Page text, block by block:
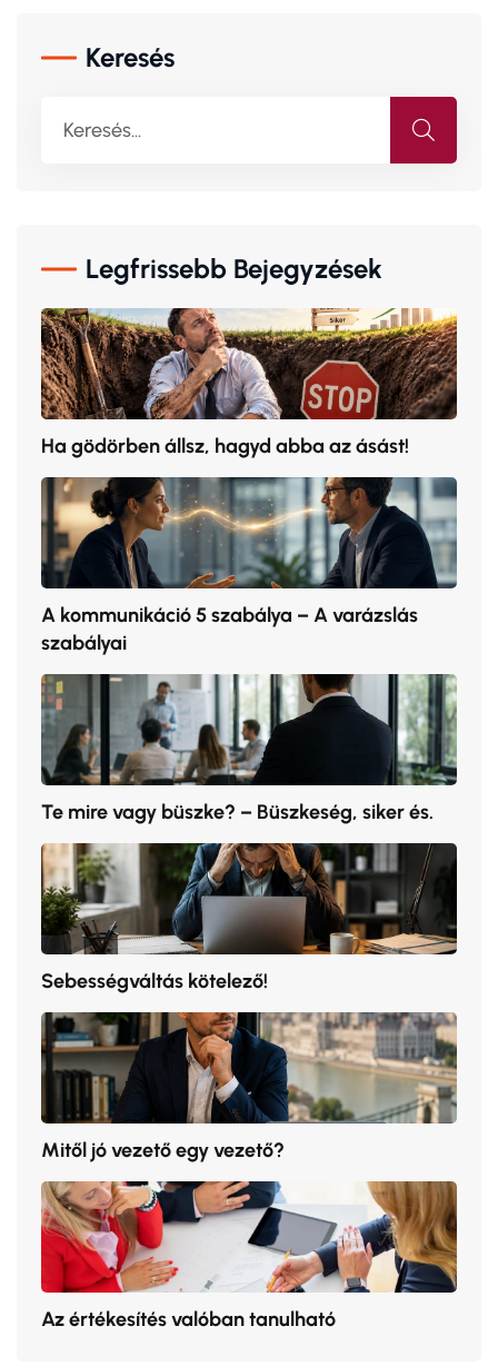
Keresés
Legfrissebb Bejegyzések
Ha gödörben állsz, hagyd abba az ásást!
A kommunikáció 5 szabálya – A varázslás
szabályai
Te mire vagy büszke? – Büszkeség, siker és.
Sebességváltás kötelező!
Mitől jó vezető egy vezető?
Az értékesítés valóban tanulható